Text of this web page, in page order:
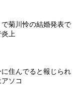
菊川怜の結婚発表で
炎上
住んでると報じられ
ソコ